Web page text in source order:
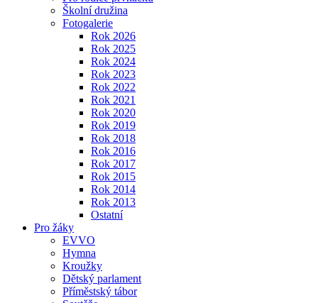
Školní družina
Fotogalerie
Rok 2026
Rok 2025
Rok 2024
Rok 2023
Rok 2022
Rok 2021
Rok 2020
Rok 2019
Rok 2018
Rok 2016
Rok 2017
Rok 2015
Rok 2014
Rok 2013
Ostatní
Pro žáky
EVVO
Hymna
Kroužky
Dětský parlament
Příměstský tábor